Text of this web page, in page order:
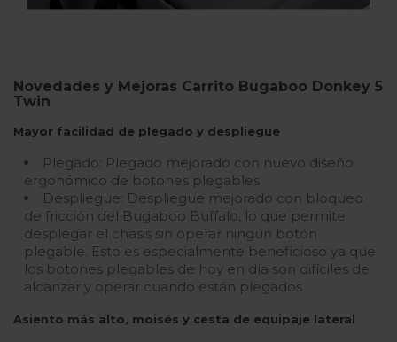
Novedades y Mejoras Carrito Bugaboo Donkey 5
Twin
Mayor facilidad de plegado y despliegue
Plegado: Plegado mejorado con nuevo diseño
ergonómico de botones plegables
Despliegue: Despliegue mejorado con bloqueo
de fricción del Bugaboo Buffalo, lo que permite
desplegar el chasis sin operar ningún botón
plegable. Esto es especialmente beneficioso ya que
los botones plegables de hoy en día son difíciles de
alcanzar y operar cuando están plegados
Asiento más alto, moisés y cesta de equipaje lateral